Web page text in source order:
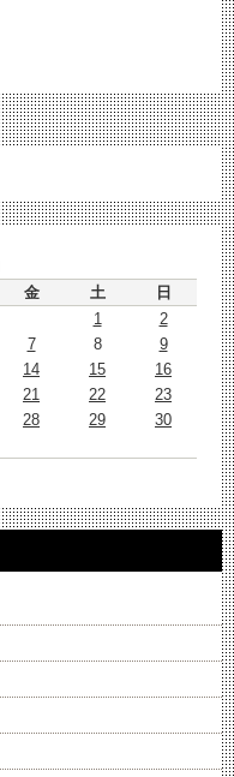
金 土
日
1
2
7 8
9
14 15
16
21 22
23
28 29
30